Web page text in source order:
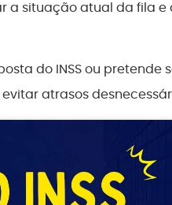
a situação atual da fila
do INSS ou pretende
atrasos